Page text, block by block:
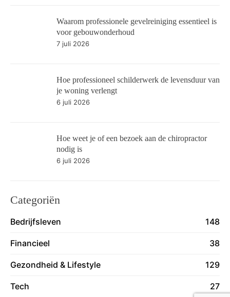
Waarom professionele gevelreiniging essentieel is
voor gebouwonderhoud
7 juli 2026
Hoe professioneel schilderwerk de levensduur van
je woning verlengt
6 juli 2026
Hoe weet je of een bezoek aan de chiropractor
nodig is
6 juli 2026
Categoriën
Bedrijfsleven 148
Financieel 38
Gezondheid & Lifestyle 129
Tech 27